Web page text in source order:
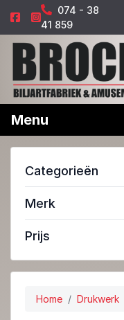
074 - 38
41 859
Menu
Categorieën
Merk
Prijs
Home Drukwerk